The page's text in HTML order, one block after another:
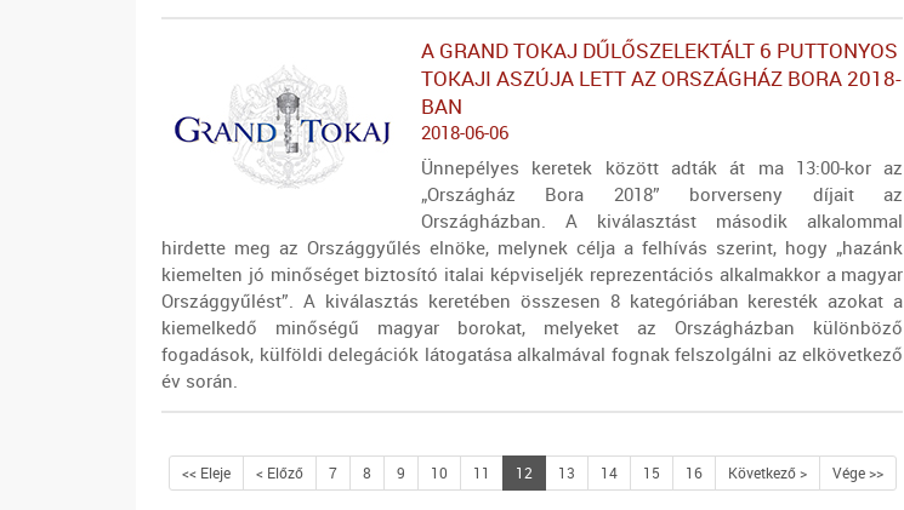
A GRAND TOKAJ DŰLŐSZELEKTÁLT 6 PUTTONYOS
TOKAJI ASZÚJA LETT AZ ORSZÁGHÁZ BORA 2018-
BAN
2018-06-06
Ünnepélyes keretek között adták át ma 13:00-kor az
„Országház Bora 2018” borverseny díjait az
Országházban. A kiválasztást második alkalommal
hirdette meg az Országgyűlés elnöke, melynek célja a felhívás szerint, hogy „hazánk
kiemelten jó minőséget biztosító italai képviseljék reprezentációs alkalmakkor a magyar
Országgyűlést”. A kiválasztás keretében összesen 8 kategóriában keresték azokat a
kiemelkedő minőségű magyar borokat, melyeket az Országházban különböző
fogadások, külföldi delegációk látogatása alkalmával fognak felszolgálni az elkövetkező
év során.
<< Eleje < Előző 7 8 9 10 11 12 13 14 15 16 Következő > Vége >>